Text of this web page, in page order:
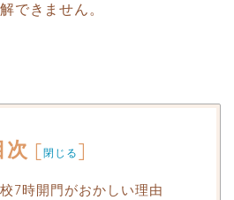
できません。
次 [閉じる ]
7時開門がおかしい理由